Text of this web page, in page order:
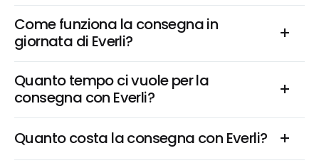
Come funziona la consegna in
giornata di Everli?
Quanto tempo ci vuole per la
consegna con Everli?
Quanto costa la consegna con Everli?